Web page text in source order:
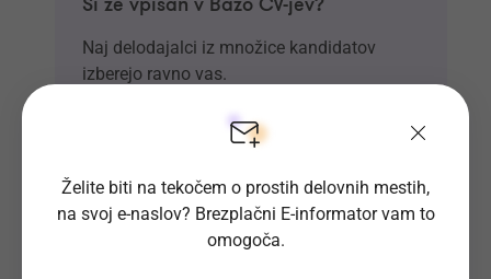
Naj delodajalci iz množice kandidatov
izberejo ravno vas.
Želite biti na tekočem o prostih delovnih mestih,
na svoj e-naslov? Brezplačni E-informator vam to
omogoča.